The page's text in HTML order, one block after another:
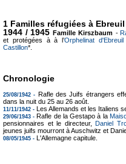
1 Familles réfugiées à Ebreuil
1944 / 1945Famille Kirszbaum -
et protégées à à l’Orphelinat d'Ebreuil
Castillon*.
Chronologie
25/08/1942 -
Rafle des Juifs étrangers
dans la nuit du 25 au 26 août.
11/11/1942 - Les Allemands et les Italiens
29/06/1943 - Rafle de la Gestapo à la
pensionnaires et le directeur,
Daniel
jeunes juifs mourront à Auschwitz et
08/05/1945 - L'Allemagne capitule.